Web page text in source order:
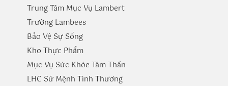
Trung Tâm Mục Vụ Lambert
Trường Lambees
Bảo Vệ Sự Sống
Kho Thực Phẩm
Mục Vụ Sức Khóe Tâm Thần
LHC Sứ Mệnh Tình Thương